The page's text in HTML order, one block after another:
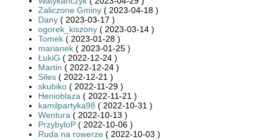
Zaliczone Gminy ( 2023-04-18 )
Dany ( 2023-03-17 )
ogorek_kiszony ( 2023-03-14 )
Tomek ( 2023-01-28 )
marianek ( 2023-01-25 )
ŁukiG ( 2022-12-24 )
Martin ( 2022-12-24 )
Siles ( 2022-12-21 )
skubiko ( 2022-11-29 )
Henioblaza ( 2022-11-21 )
kamilpartyka98 ( 2022-10-31 )
Wentura ( 2022-10-13 )
PrzybyloP ( 2022-10-06 )
Ruda na rowerze ( 2022-10-03 )